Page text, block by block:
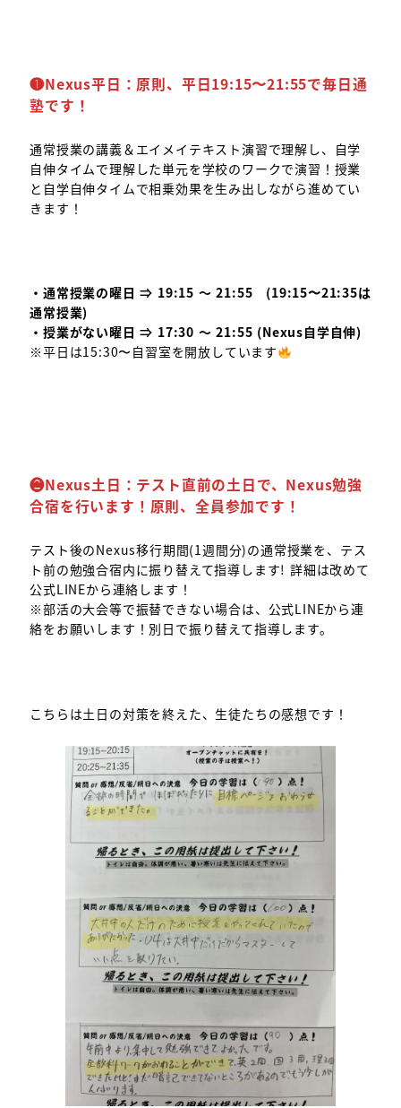
❶Nexus平日： 原則、 平日19:15〜21:55で毎日通
塾です！
通常授業の講義＆エイメイテキスト演習で理解し、自学
自伸タイムで理解した単元を学校のワークで演習！授業
と自学自伸タイムで相乗効果を生み出しながら進めてい
きます！
・通常授業の曜日 ⇒ 19:15 ～ 21:55 (19:15〜21:35は
通常授業)
・授業がない曜日 ⇒ 17:30 ～ 21:55 (Nexus自学自伸)
※平日は15:30〜自習室を開放しています
❷Nexus土日 ： テスト直前の土日で、Nexus勉強
合宿を行います！原則、全員参加です！
テスト後のNexus移行期間(1週間分)の通常授業を、テス
ト前の勉強合宿内に振り替えて指導します! 詳細は改めて
公式LINEから連絡します！
※部活の大会等で振替できない場合は、公式LINEから連
絡をお願いします！別日で振り替えて指導します。
こちらは土日の対策を終えた、生徒たちの感想です！